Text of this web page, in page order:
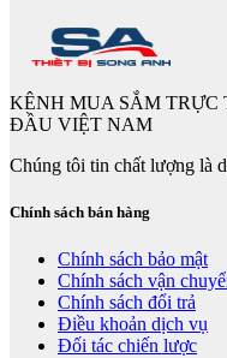
KÊNH MUA SẮM
ĐẦU VIỆT NAM
Chúng tôi tin chất lượng là
Chính sách bán hàng
Chính sách bảo mật
Chính sách vận
Chính sách đổi trả
Điều khoản dịch vụ
Đối tác chiến lược